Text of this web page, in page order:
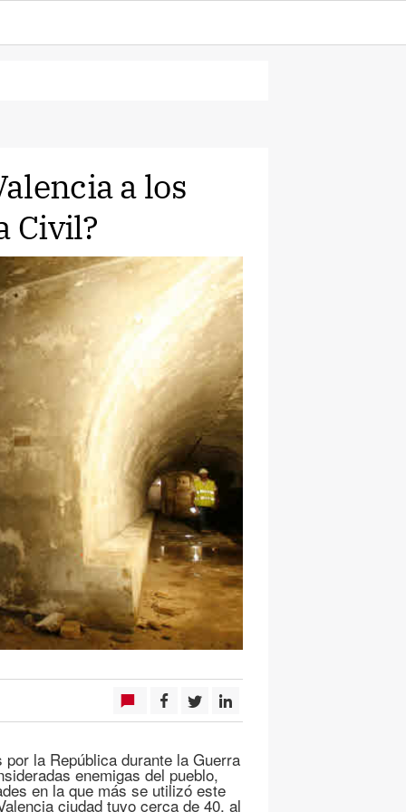
a los
Civil?
la República durante la Guerra
enemigas del pueblo,
en la que más se utilizó este
ciudad tuvo cerca de 40, al